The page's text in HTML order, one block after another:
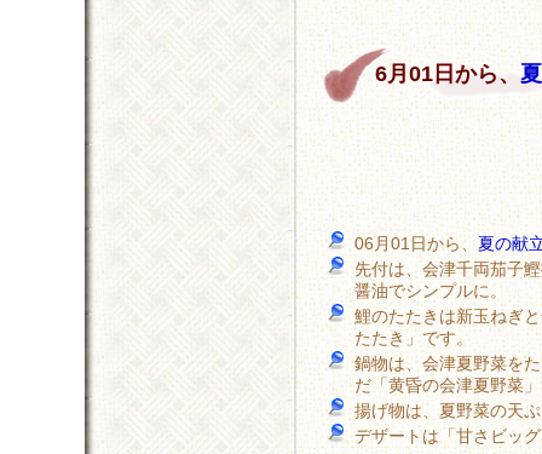
6月01日から、
06月01日から、夏の献
先付は、会津千両茄子
醤油でシンプルに。
鯉のたたきは新玉ねぎ
たたき」です。
鍋物は、会津夏野菜を
だ「黄昏の会津夏野菜
揚げ物は、夏野菜の天
デザートは「甘さビッ